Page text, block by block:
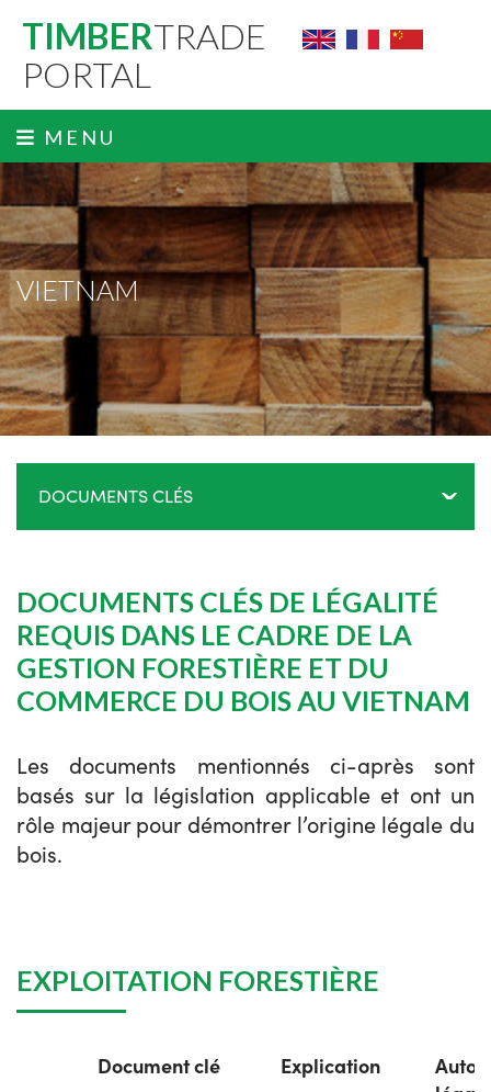
TIMBERTRADE
PORTAL
MENU
VIETNAM
DOCUMENTS CLÉS ˬ
DOCUMENTS CLÉS DE LÉGALITÉ
REQUIS DANS LE CADRE DE LA
GESTION FORESTIÈRE ET DU
COMMERCE DU BOIS AU VIETNAM
Les documents mentionnés ci-après sont
basés sur la législation applicable et ont un
rôle majeur pour démontrer l’origine légale du
bois.
EXPLOITATION FORESTIÈRE
Document clé Explication